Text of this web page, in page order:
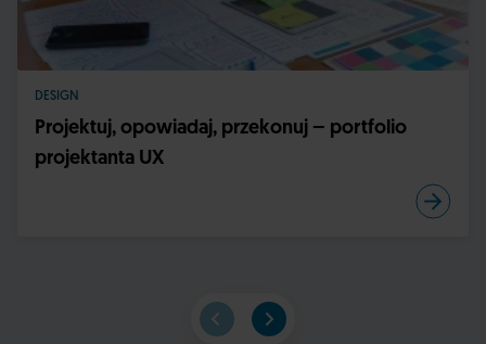
DESIGN
Projektuj, opowiadaj, przekonuj – portfolio
projektanta UX